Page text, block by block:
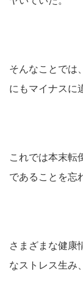
そんなことでは
にもマイナスに
これでは本末転
であることを忘
さまざまな健康
なストレス生み